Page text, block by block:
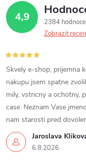
í
p
r
v
k
y
v
4,9
2384
Zobrazit
Jaroslava
6.8.2026
Skvely e-shop, prijemna
nakupu jsem spatne
mily, vstricny a ochotny,
case. Neznam Vase
nam starosti pred